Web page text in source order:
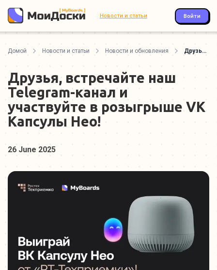
Новости и статьи Войти
Домой Новости и статьи Новости и обновления Друзья, встречайте наш Telegram-канал и участвуйте в розыгрыше VK Капсулы Нео!
Друзья, встречайте наш
Telegram-канал и
участвуйте в розыгрыше VK
Капсулы Нео!
26 June 2025